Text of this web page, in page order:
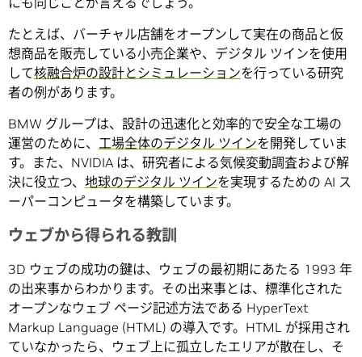
たとえば、バーチャル店舗をオープンして実在の商品と仮
想商品を販売している小売企業や、デジタル ツインを使用
して核融合炉の設計とシミュレーションを行っている研究
者の例があります。
BMW グループは、設計の迅速化と効率的で安全な工場の
運営のために、 工場全体のデジタル ツインを開発していま
す。また、NVIDIA は、研究者による気候変動調査および解
決に役立つ、 地球のデジタル ツインを実現するための AI ス
ーパーコンピュータを構築しています。
ウェブから得られる教訓
3D ウェブの成功の鍵は、ウェブの最初期にあたる 1993 年
の出来事からわかります。その出来事とは、標準化された
オープンなウェブ ページ記述方法である HyperText
Markup Language (HTML) の導入です。HTML が採用され
ていなかったら、ウェブ上に孤立したエリアが散在し、そ